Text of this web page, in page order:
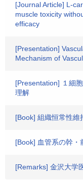
[Journal Article] L-
muscle toxicity
efficacy
[Presentation]
Mechanism of
[Presentation] １細
理解
[Book] 組織恒常性維
[Book] 血管系の幹・
[Remarks] 金沢大学